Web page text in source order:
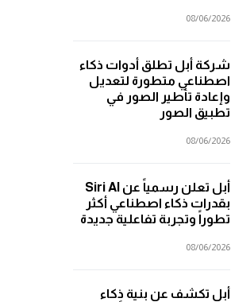
08/06/2026
شركة أبل تطلق أدوات ذكاء
اصطناعي متطورة لتعديل
وإعادة تأطير الصور في
تطبيق الصور
08/06/2026
أبل تعلن رسمياً عن Siri AI
بقدرات ذكاء اصطناعي أكثر
تطوراً وتجربة تفاعلية جديدة
08/06/2026
أبل تكشف عن بنية ذكاء